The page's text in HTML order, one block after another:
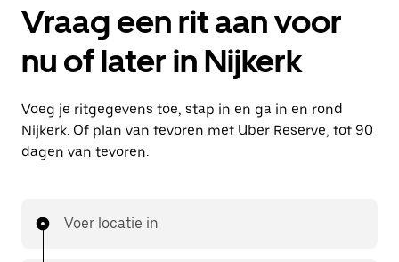
Vraag een rit aan voor
nu of later in Nijkerk
Voeg je ritgegevens toe, stap in en ga in en rond
Nijkerk. Of plan van tevoren met Uber Reserve, tot 90
dagen van tevoren.
Voer locatie in